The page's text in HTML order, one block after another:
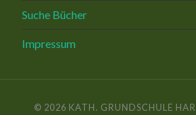
Suche Bücher
Impressum
© 2026 KATH. GRUNDSCHULE